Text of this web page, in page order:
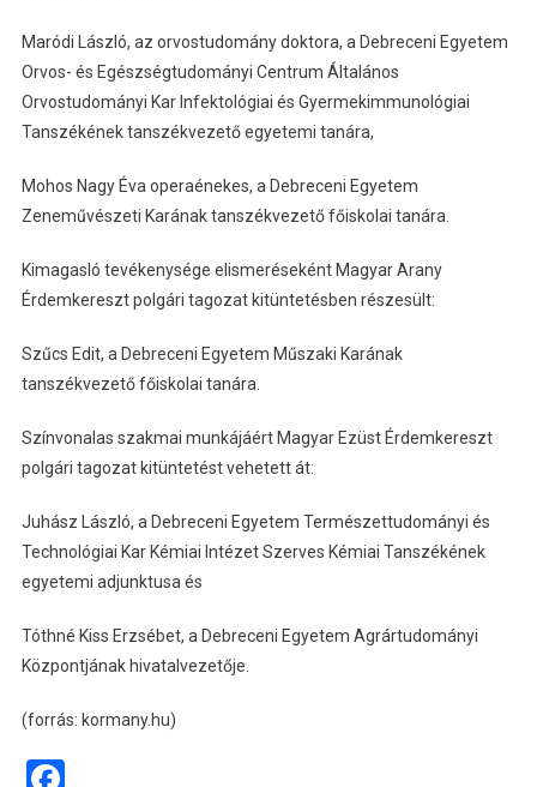
Maródi László, az orvostudomány doktora, a Debreceni Egyetem
Orvos- és Egészségtudományi Centrum Általános
Orvostudományi Kar Infektológiai és Gyermekimmunológiai
Tanszékének tanszékvezető egyetemi tanára,
Mohos Nagy Éva operaénekes, a Debreceni Egyetem
Zeneművészeti Karának tanszékvezető főiskolai tanára.
Kimagasló tevékenysége elismeréseként Magyar Arany
Érdemkereszt polgári tagozat kitüntetésben részesült:
Szűcs Edit, a Debreceni Egyetem Műszaki Karának
tanszékvezető főiskolai tanára.
Színvonalas szakmai munkájáért Magyar Ezüst Érdemkereszt
polgári tagozat kitüntetést vehetett át:
Juhász László, a Debreceni Egyetem Természettudományi és
Technológiai Kar Kémiai Intézet Szerves Kémiai Tanszékének
egyetemi adjunktusa és
Tóthné Kiss Erzsébet, a Debreceni Egyetem Agrártudományi
Központjának hivatalvezetője.
(forrás: kormany.hu)